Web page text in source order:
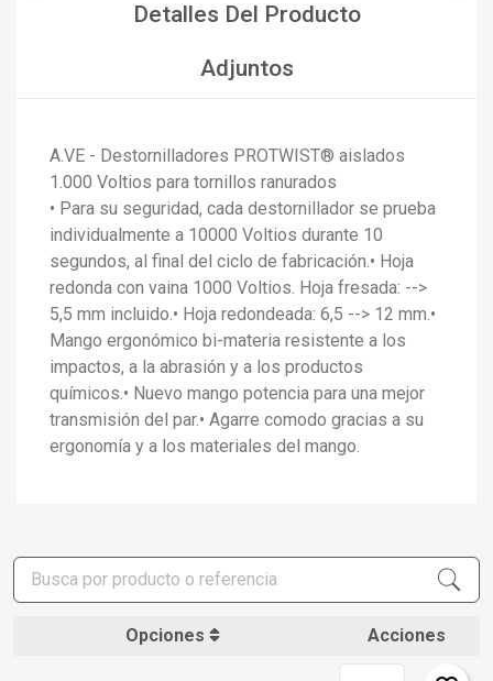
Detalles Del Producto
Adjuntos
A.VE - Destornilladores PROTWIST® aislados
1.000 Voltios para tornillos ranurados
• Para su seguridad, cada destornillador se prueba
individualmente a 10000 Voltios durante 10
segundos, al final del ciclo de fabricación.• Hoja
redonda con vaina 1000 Voltios. Hoja fresada: -->
5,5 mm incluido.• Hoja redondeada: 6,5 --> 12 mm.•
Mango ergonómico bi-materia resistente a los
impactos, a la abrasión y a los productos
químicos.• Nuevo mango potencia para una mejor
transmisión del par.• Agarre comodo gracias a su
ergonomía y a los materiales del mango.
Opciones Acciones